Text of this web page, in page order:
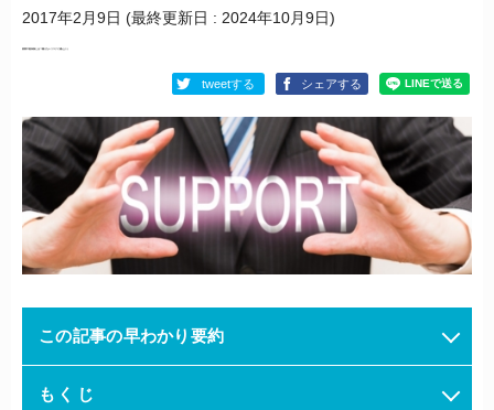
2017年2月9日 (最終更新日 : 2024年10月9日)
tweetする シェアする
この記事の早わかり要約
もくじ